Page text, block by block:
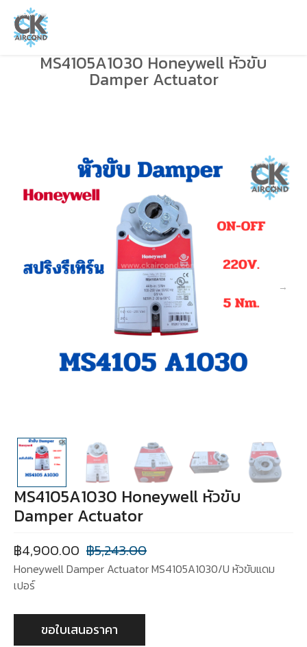
MS4105A1030 Honeywell หัวขับ
Damper Actuator
MS4105A1030 Honeywell หัวขับ
Damper Actuator
฿5,243.00
฿4,900.00
Honeywell Damper Actuator MS4105A1030/U หัวขับแดม
เปอร์
ขอใบเสนอราคา